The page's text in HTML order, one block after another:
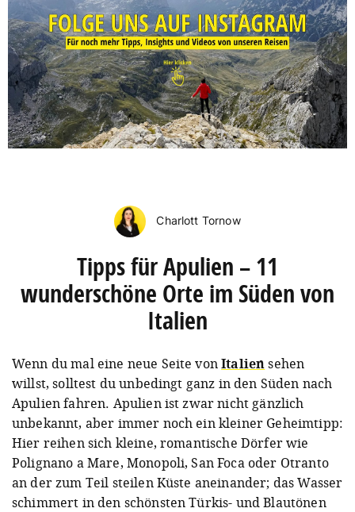
Charlott Tornow
Tipps für Apulien – 11
wunderschöne Orte im Süden von
Italien
Wenn du mal eine neue Seite vonItaliensehen
willst, solltest du unbedingt ganz in den Süden nach
Apulien fahren. Apulien ist zwar nicht gänzlich
unbekannt, aber immer noch ein kleiner Geheimtipp:
Hier reihen sich kleine, romantische Dörfer wie
Polignano a Mare, Monopoli, San Foca oder Otranto
an der zum Teil steilen Küste aneinander; das Wasser
schimmert in den schönsten Türkis- und Blautönen